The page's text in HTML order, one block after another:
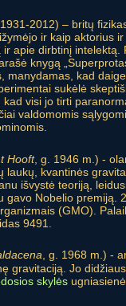
, 1931-2012) – britų
ir kaip aktorius
apie dirbtinį intelektą.
knygą
manydamas, kad
sukėlė
visi jo tirti
valdomomis
Hooft, g. 1946 m.) -
laukų, kvantinės
išvystė teoriją,
Nobelio premiją.
(GMO).
9491.
, g. 1968 m.) -
gravitaciją. Jo
skylės